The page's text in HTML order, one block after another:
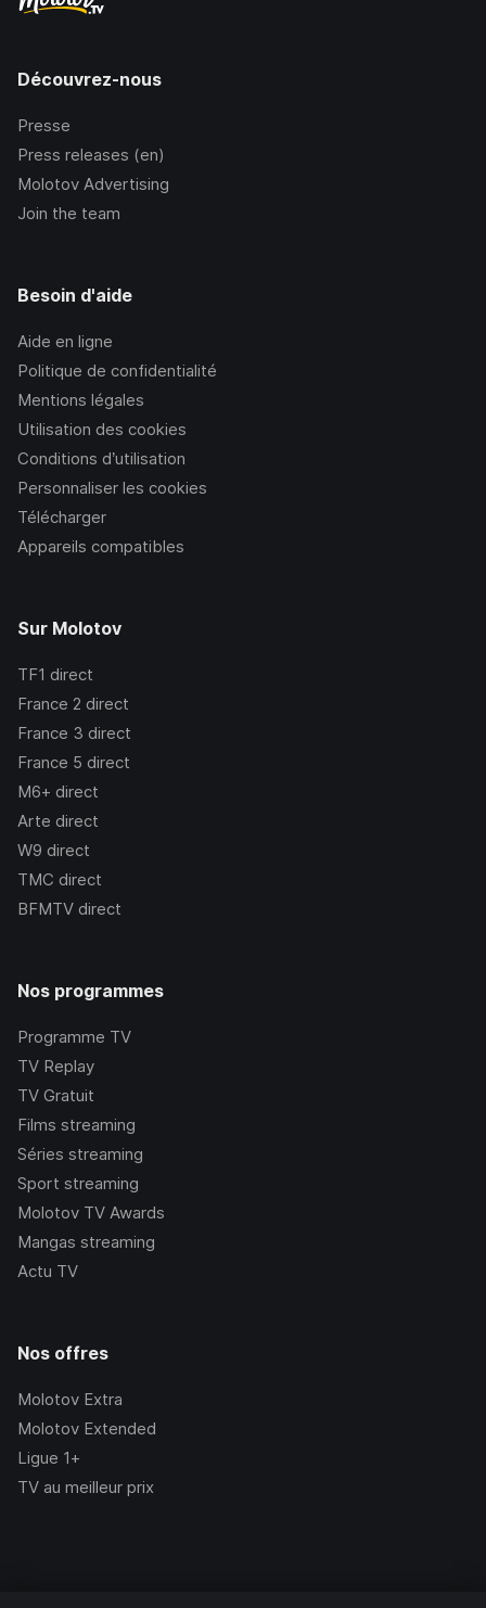
Découvrez-nous
Presse
Press releases (en)
Molotov Advertising
Join the team
Besoin d'aide
Aide en ligne
Politique de confidentialité
Mentions légales
Utilisation des cookies
Conditions d’utilisation
Personnaliser les cookies
Télécharger
Appareils compatibles
Sur Molotov
TF1 direct
France 2 direct
France 3 direct
France 5 direct
M6+ direct
Arte direct
W9 direct
TMC direct
BFMTV direct
Nos programmes
Programme TV
TV Replay
TV Gratuit
Films streaming
Séries streaming
Sport streaming
Molotov TV Awards
Mangas streaming
Actu TV
Nos offres
Molotov Extra
Molotov Extended
Ligue 1+
TV au meilleur prix